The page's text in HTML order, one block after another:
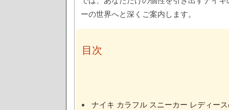
ーの世界へと深くご案内します。
目次
ナイキ カラフル スニーカー レディー